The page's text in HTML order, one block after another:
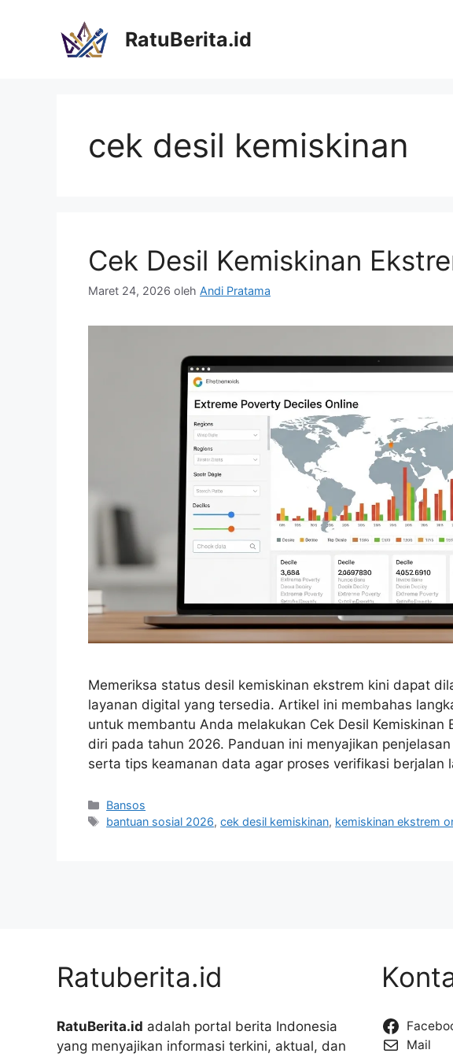
RatuBerita.id
cek desil kemiskinan
Cek Desil Kemiskinan
Maret 24, 2026 oleh Andi Pratama
Memeriksa status desil kemiskinan ekstrem kini dapat
layanan digital yang tersedia. Artikel ini membahas
untuk membantu Anda melakukan Cek Desil Kemiskinan
diri pada tahun 2026. Panduan ini menyajikan
serta tips keamanan data agar proses verifikasi berjalan
Kategori
Bansos
Tag
bantuan sosial 2026,cek desil kemiskinan, kemiskinan ekstrem
Ratuberita.id
RatuBerita.id adalah portal berita Indonesia
yang menyajikan informasi terkini, aktual, dan
Mail